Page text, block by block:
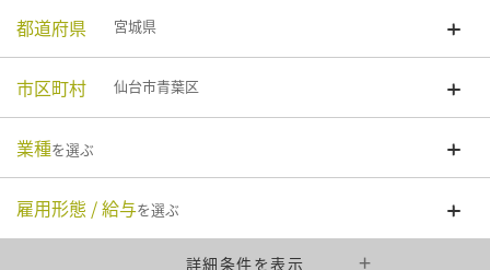
都道府県 宮城県
市区町村 仙台市青葉区
業種を選ぶ
雇用形態 / 給与を選ぶ
詳細条件を表示